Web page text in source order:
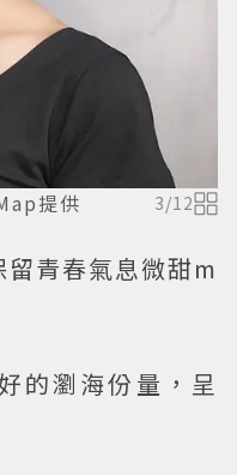
提供 3/12
青春氣息微甜m
的瀏海份量，呈